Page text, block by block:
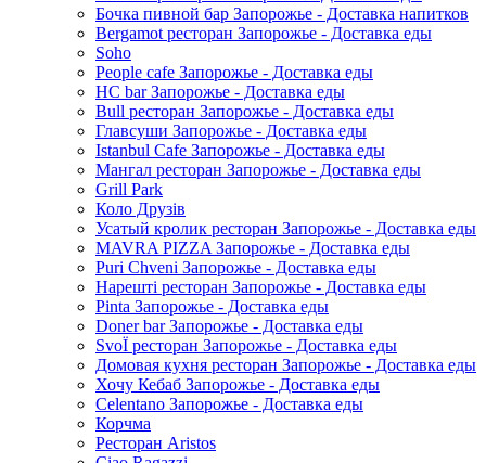
Бочка пивной бар Запорожье - Доставка напитков
Bergamot ресторан Запорожье - Доставка еды
Soho
People cafe Запорожье - Доставка еды
HC bar Запорожье - Доставка еды
Bull ресторан Запорожье - Доставка еды
Главсуши Запорожье - Доставка еды
Istanbul Cafe Запорожье - Доставка еды
Мангал ресторан Запорожье - Доставка еды
Grill Park
Коло Друзів
Усатый кролик ресторан Запорожье - Доставка еды
MAVRA PIZZA Запорожье - Доставка еды
Puri Chveni Запорожье - Доставка еды
Нарешті ресторан Запорожье - Доставка еды
Pinta Запорожье - Доставка еды
Doner bar Запорожье - Доставка еды
SvoЇ ресторан Запорожье - Доставка еды
Домовая кухня ресторан Запорожье - Доставка еды
Хочу Кебаб Запорожье - Доставка еды
Celentano Запорожье - Доставка еды
Корчма
Ресторан Aristos